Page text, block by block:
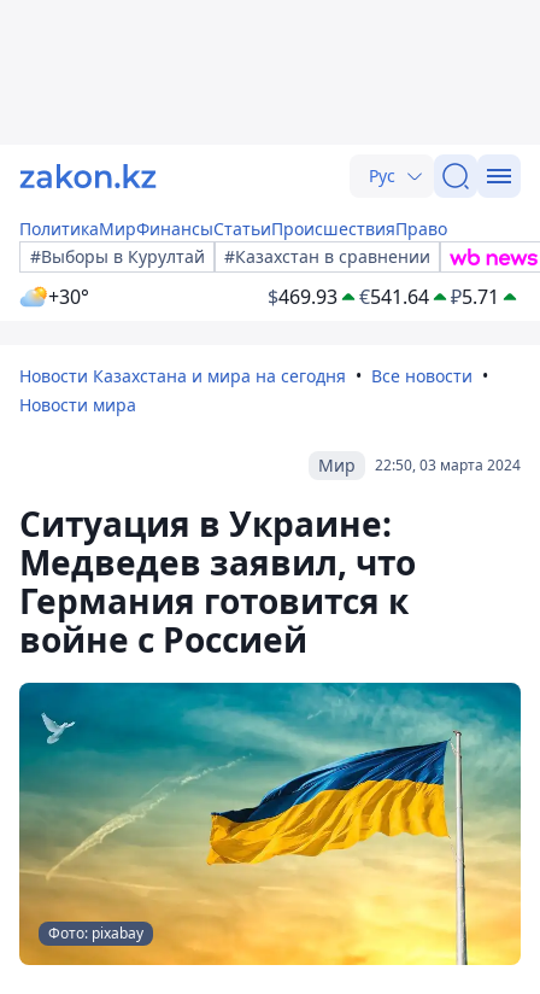
Рус
ПолитикаМирФинансыСтатьиПроисшествияПраво
#Выборы в Курултай
#Казахстан в сравнении
+30° $469.93 €541.64 ₽5.71
Новости Казахстана и мира на сегодня
Все новости
Новости мира
22:50, 03 марта 2024
Мир
Ситуация в Украине:
Медведев заявил, что
Германия готовится к
войне с Россией
Фото: pixabay